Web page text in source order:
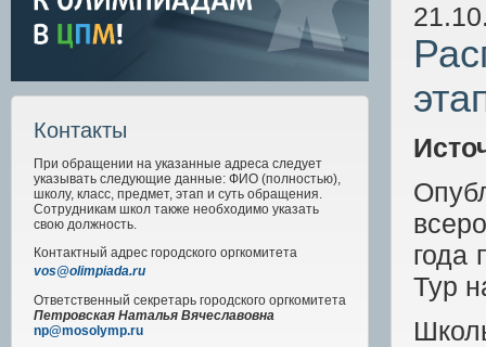
Контакты
При обращении на указанные адреса следует
указывать следующие данные: ФИО (полностью),
школу, класс, предмет, этап и суть обращения.
Сотрудникам школ также необходимо указать
свою должность.
Контактный адрес городского оргкомитета
vos@olimpiada.ru
Ответственный секретарь городского оргкомитета
Петровская Наталья Вячеславовна
np@mosolymp.ru
года
Тур